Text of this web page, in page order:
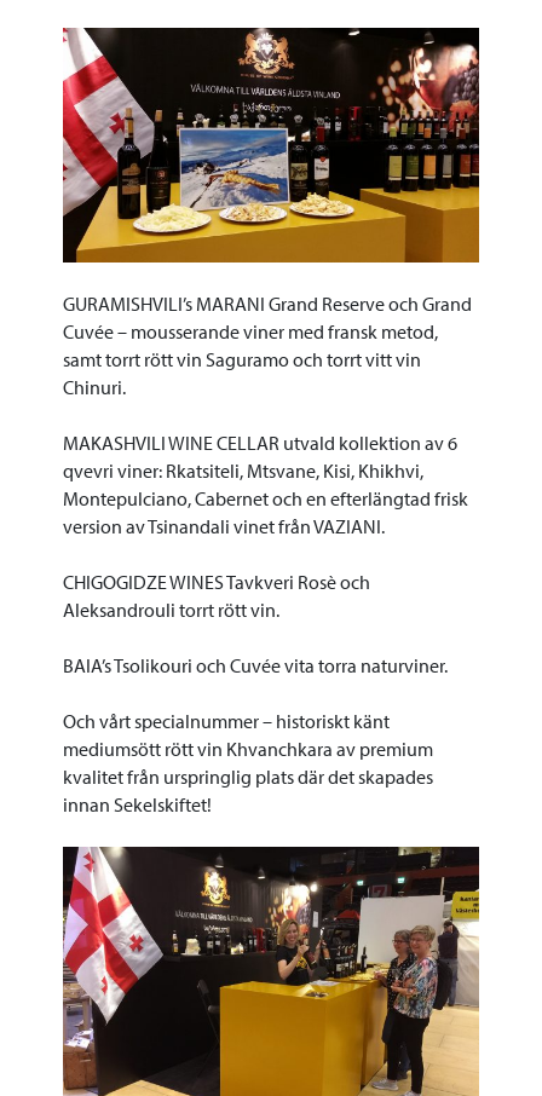
GURAMISHVILI’s MARANI Grand Reserve och Grand
Cuvée – mousserande viner med fransk metod,
samt torrt rött vin Saguramo och torrt vitt vin
Chinuri.
MAKASHVILI WINE CELLAR utvald kollektion av 6
qvevri viner: Rkatsiteli, Mtsvane, Kisi, Khikhvi,
Montepulciano, Cabernet och en efterlängtad frisk
version av Tsinandali vinet från VAZIANI.
CHIGOGIDZE WINES Tavkveri Rosè och
Aleksandrouli torrt rött vin.
BAIA’s Tsolikouri och Cuvée vita torra naturviner.
Och vårt specialnummer – historiskt känt
mediumsött rött vin Khvanchkara av premium
kvalitet från urspringlig plats där det skapades
innan Sekelskiftet!